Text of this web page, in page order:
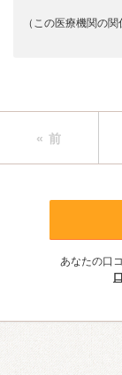
（この医療機関の
« 前
あなたの口